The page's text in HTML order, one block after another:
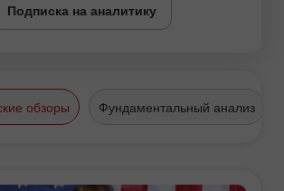
Подписка на аналитику
обзоры Фундаментальный анализ